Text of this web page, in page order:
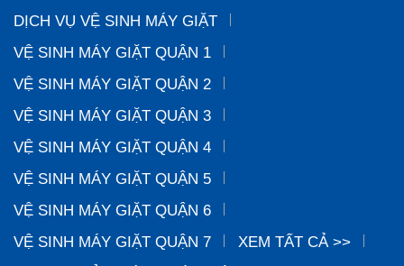
DỊCH VỤ VỆ SINH MÁY GIẶT
VỆ SINH MÁY GIẶT QUẬN 1
VỆ SINH MÁY GIẶT QUẬN 2
VỆ SINH MÁY GIẶT QUẬN 3
VỆ SINH MÁY GIẶT QUẬN 4
VỆ SINH MÁY GIẶT QUẬN 5
VỆ SINH MÁY GIẶT QUẬN 6
VỆ SINH MÁY GIẶT QUẬN 7
XEM TẤT CẢ >>